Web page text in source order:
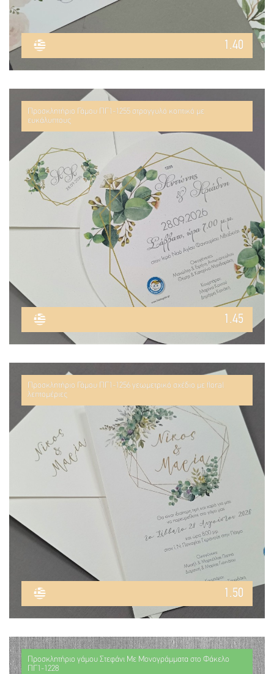
1.40
Προσκλητήριο Γάμου ΠΓ1-1255 στρογγυλό κοπτικό με
ευκάλυπτους
1.45
Προσκλητήριο Γάμου ΠΓ1-1256 γεωμετρικό σχέδιο με floral
λεπτομέριες
1.50
Προσκλητήριο γάμου Στεφάνι Με Μονογράμματα στο Φάκελο
ΠΓ1-1228